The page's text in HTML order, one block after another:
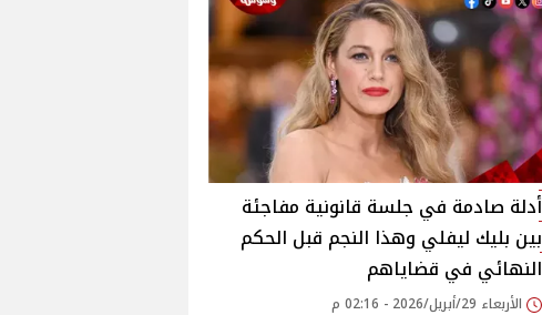
أدلة صادمة في جلسة قانونية مفاجئة
بين بليك ليفلي وهذا النجم قبل الحكم
النهائي في قضاياهم
الأربعاء 29/أبريل/2026 - 02:16 م